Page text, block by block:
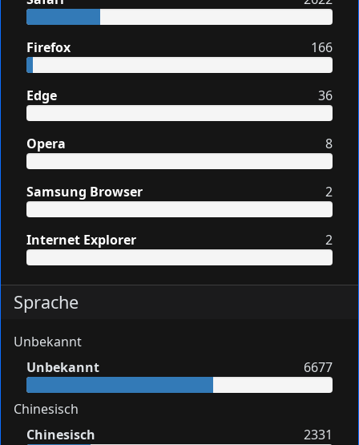
Firefox 166
Edge 36
Opera 8
Samsung Browser 2
Internet Explorer 2
Sprache
Unbekannt
Unbekannt
6677
Chinesisch
Chinesisch
2331